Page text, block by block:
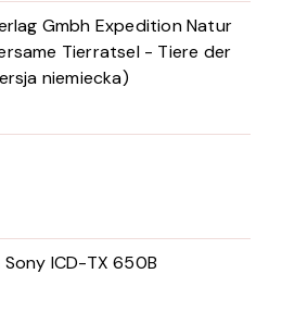
Gmbh Expedition Natur
Tierratsel - Tiere der
niemiecka)
ICD-TX 650B